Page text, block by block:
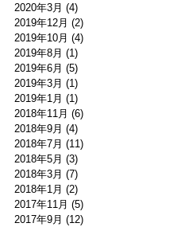
2020年3月 (4)
2019年12月 (2)
2019年10月 (4)
2019年8月 (1)
2019年6月 (5)
2019年3月 (1)
2019年1月 (1)
2018年11月 (6)
2018年9月 (4)
2018年7月 (11)
2018年5月 (3)
2018年3月 (7)
2018年1月 (2)
2017年11月 (5)
2017年9月 (12)